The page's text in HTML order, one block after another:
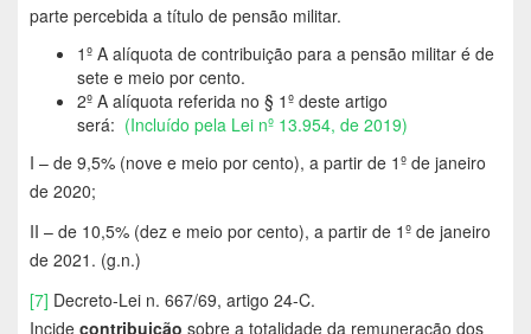
parte percebida a título de pensão militar.
1º A alíquota de contribuição para a pensão militar é de
sete e meio por cento.
2º A alíquota referida no § 1º deste artigo
será: (Incluído pela Lei nº 13.954, de 2019)
I – de 9,5% (nove e meio por cento), a partir de 1º de janeiro
de 2020;
II – de 10,5% (dez e meio por cento), a partir de 1º de janeiro
de 2021. (g.n.)
[7] Decreto-Lei n. 667/69, artigo 24-C.
Incide contribuição sobre a totalidade da remuneração dos